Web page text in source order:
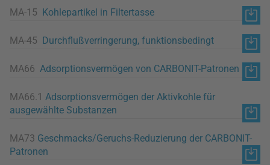
MA-15 Kohlepartikel in Filtertasse
MA-45 Durchflußverringerung, funktionsbedingt
MA66 Adsorptionsvermögen von CARBONIT-Patronen
MA66.1 Adsorptionsvermögen der Aktivkohle für
ausgewählte Substanzen
MA73 Geschmacks/Geruchs-Reduzierung der CARBONIT-
Patronen